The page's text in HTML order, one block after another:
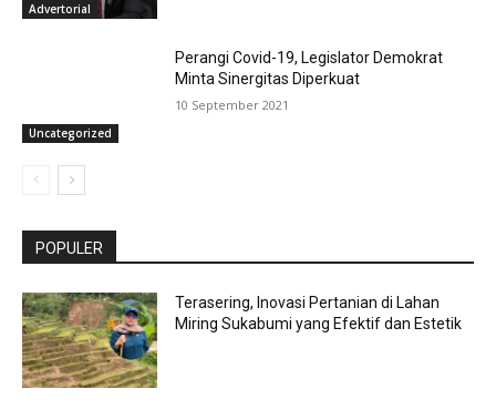
Advertorial
Uncategorized
Perangi Covid-19, Legislator Demokrat
Minta Sinergitas Diperkuat
10 September 2021
POPULER
Terasering, Inovasi Pertanian di Lahan
Miring Sukabumi yang Efektif dan Estetik